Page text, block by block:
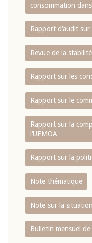
consommation
Rapport d‘audit
Revue de la
Rapport sur les
Rapport sur le
Rapport sur la
l‘UEMOA
Rapport sur la
Note thématique
Note sur la
Bulletin mensuel